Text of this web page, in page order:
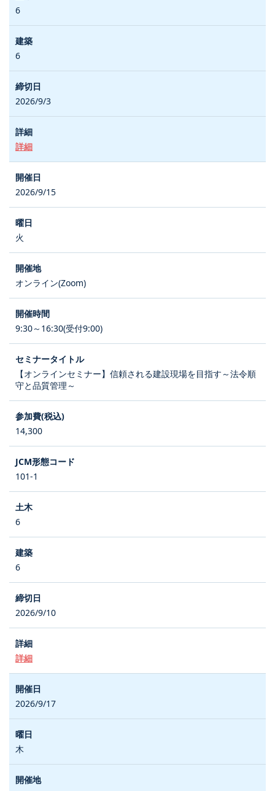
6
6
2026/9/3
詳細
2026/9/15
火
オンライン(Zoom)
9:30～16:30(受付9:00)
【オンラインセミナー】信頼される建設現場を目指す～法令順
守と品質管理～
14,300
101-1
6
6
2026/9/10
詳細
2026/9/17
木